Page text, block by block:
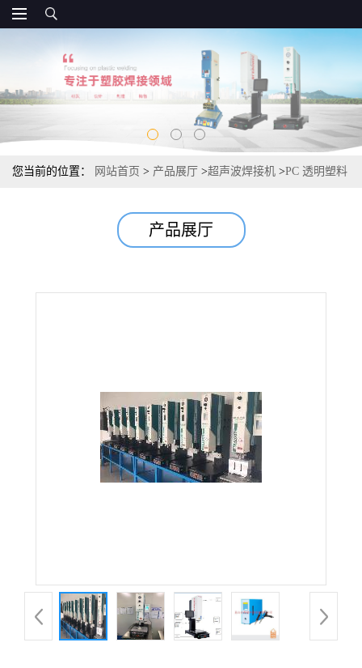
您当前的位置： 网站首页 > 产品展厅 >超声波焊接机 >PC 透明塑料
产品展厅